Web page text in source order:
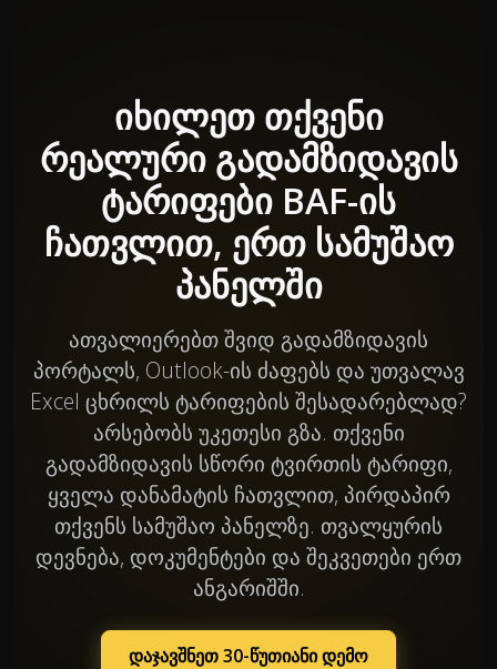
იხილეთ თქვენი
რეალური გადამზიდავის
ტარიფები BAF-ის
ჩათვლით, ერთ სამუშაო
პანელში
ათვალიერებთ შვიდ გადამზიდავის
პორტალს, Outlook-ის ძაფებს და უთვალავ
Excel ცხრილს ტარიფების შესადარებლად?
არსებობს უკეთესი გზა. თქვენი
გადამზიდავის სწორი ტვირთის ტარიფი,
ყველა დანამატის ჩათვლით, პირდაპირ
თქვენს სამუშაო პანელზე. თვალყურის
დევნება, დოკუმენტები და შეკვეთები ერთ
ანგარიშში.
დაჯავშნეთ 30-წუთიანი დემო